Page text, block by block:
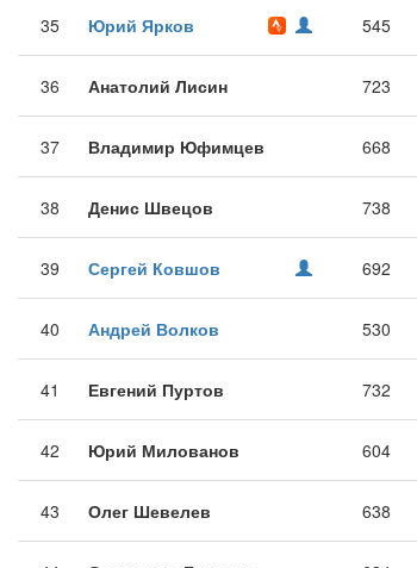
35 Юрий Ярков 545
36 Анатолий Лисин 723
37 Владимир Юфимцев 668
38 Денис Швецов 738
39 Сергей Ковшов 692
40 Андрей Волков 530
41 Евгений Пуртов 732
42 Юрий Милованов 604
43 Олег Шевелев 638